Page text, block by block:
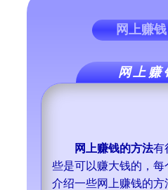
网上赚钱
网上赚
网上赚钱的方法有
些是可以赚大钱的，
介绍一些网上赚钱的